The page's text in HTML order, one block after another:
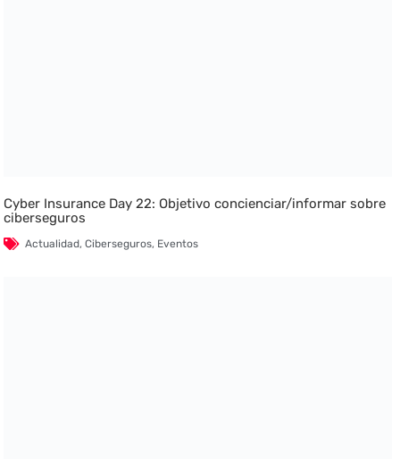
Cyber Insurance Day 22: Objetivo concienciar/informar sobre
ciberseguros
Actualidad,Ciberseguros, Eventos